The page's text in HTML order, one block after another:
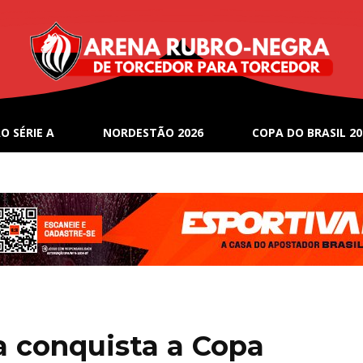
SÉRIE A NORDESTÃO 2026 COPA DO BRASIL
conquista a Copa